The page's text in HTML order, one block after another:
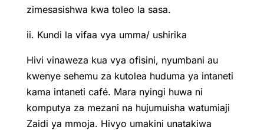
zimesasishwa kwa toleo la sasa.
ii. Kundi la vifaa vya umma/ ushirika
Hivi vinaweza kua vya ofisini, nyumbani au
kwenye sehemu za kutolea huduma ya intaneti
kama intaneti café. Mara nyingi huwa ni
komputya za mezani na hujumuisha watumiaji
Zaidi ya mmoja. Hivyo umakini unatakiwa